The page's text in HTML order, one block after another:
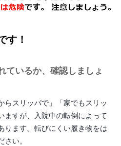
す！
ているか、確認しましょ
らスリッパで」「家でもスリッ
ますが、入院中の転倒によって
ります。転びにくい履き物をは
い。